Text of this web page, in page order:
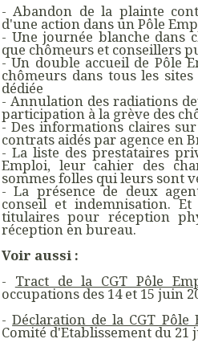
- Abandon de la plainte
d'une action dans un Pôle
- Une journée blanche dans
que chômeurs et conseillers
- Un double accueil de Pôle
chômeurs dans tous les
dédiée
- Annulation des radiations
participation à la grève des
- Des informations claires
contrats aidés par agence en
- La liste des prestataires
Emploi, leur cahier des
sommes folles qui leurs sont
- La présence de deux
conseil et indemnisation.
titulaires pour réception
réception en bureau.
Voir aussi :
- Tract de la CGT Pôle
occupations des 14 et 15 juin
-Déclaration de la CGT Pôle
Comité d'Etablissement du 21